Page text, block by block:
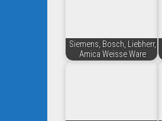
Siemens, Bosch, Liebherr,
Amica Weisse Ware